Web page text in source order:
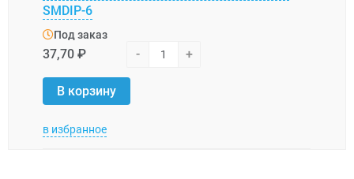
SMDIP-6
Под заказ
37,70 ₽ - +
В корзину
в избранное